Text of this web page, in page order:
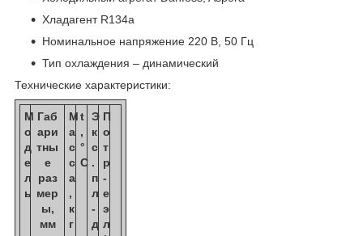
Хладагент R134a
Номинальное напряжение 220 В, 50 Гц
Тип охлаждения – динамический
Технические характеристики:
М
о
д
е
л
ь
Габ
ари
тны
е
раз
мер
ы,
мм
М
а
с
с
а
,
к
г
t
,
°
C
Э
к
с
.
п
л
-
д
П
о
т
р
-
е
э
л